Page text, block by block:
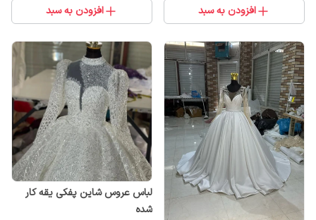
افزودن به سبد افزودن به سبد
لباس عروس شاین پفکی یقه کار
شده